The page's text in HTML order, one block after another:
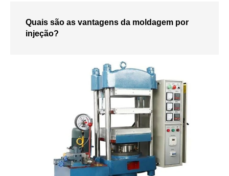
Quais são as vantagens da moldagem por
injeção?